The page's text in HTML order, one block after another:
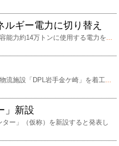
ギー電力に切り替え
能力約14万トンに使用する電力を...
流施設「DPL岩手金ケ崎」を着工...
」新設
ー」（仮称）を新設すると発表し